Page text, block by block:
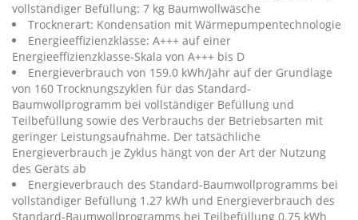
vollständiger Befüllung: 7 kg Baumwollwäsche
Trocknerart: Kondensation mit Wärmepumpentechnologie
Energieeffizienzklasse: A+++ auf einer
Energieeffizienzklasse-Skala von A+++ bis D
Energieverbrauch von 159.0 kWh/Jahr auf der Grundlage
von 160 Trocknungszyklen für das Standard-
Baumwollprogramm bei vollständiger Befüllung und
Teilbefüllung sowie des Verbrauchs der Betriebsarten mit
geringer Leistungsaufnahme. Der tatsächliche
Energieverbrauch je Zyklus hängt von der Art der Nutzung
des Geräts ab
Energieverbrauch des Standard-Baumwollprogramms bei
vollständiger Befüllung 1.27 kWh und Energieverbrauch des
Standard-Baumwollprogramms bei Teilbefüllung 0.75 kWh